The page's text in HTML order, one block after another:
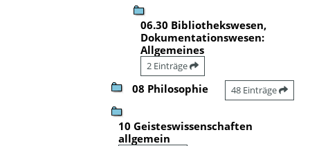
06.30 Bibliothekswesen,
Dokumentationswesen:
Allgemeines
2 Einträge
08 Philosophie 48 Einträge
10 Geisteswissenschaften
allgemein